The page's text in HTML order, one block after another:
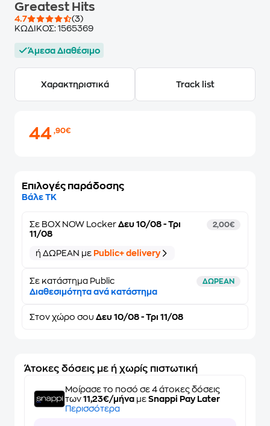
Greatest Hits
4.7
(3)
ΚΩΔΙΚΟΣ: 1565369
Άμεσα Διαθέσιμο
Χαρακτηριστικά Track list
44,90€
Επιλογές παράδοσης
Βάλε ΤΚ
Σε BOX NOW Locker Δευ 10/08 - Τρι
11/08
2,00€
ή ΔΩΡΕΑΝ με Public+ delivery
Σε κατάστημα Public ΔΩΡΕΑΝ
Διαθεσιμότητα ανά κατάστημα
Στον χώρο σου Δευ 10/08 - Τρι 11/08
Άτοκες δόσεις με ή χωρίς πιστωτική
Μοίρασε το ποσό σε 4 άτοκες δόσεις
των 11,23€/μήνα με Snappi Pay Later
Περισσότερα